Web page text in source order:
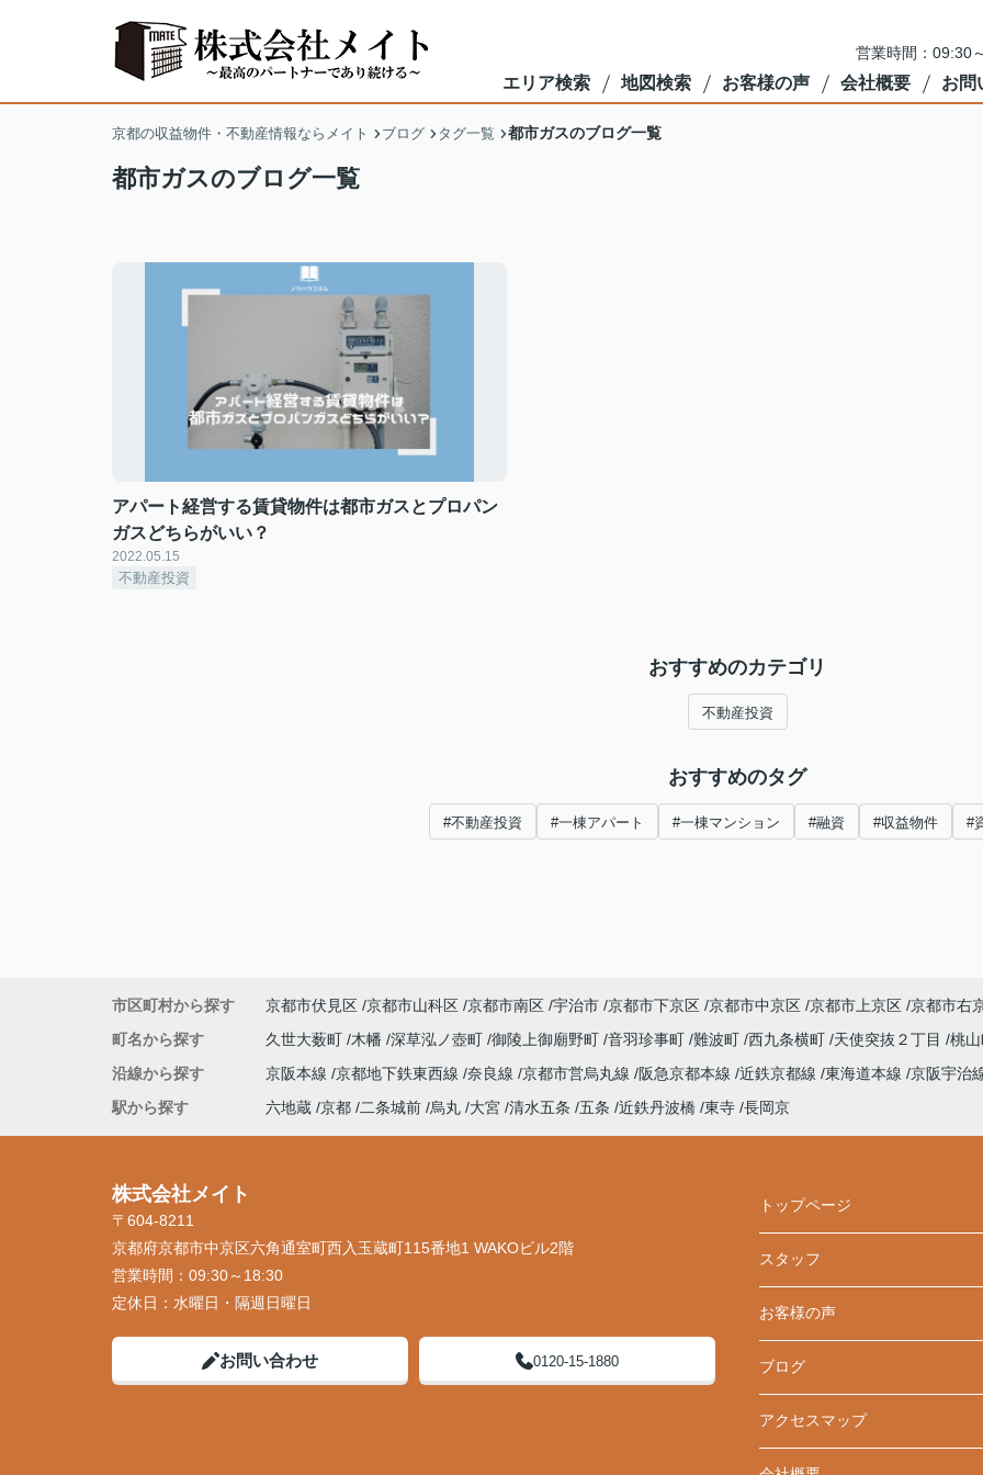
営業時間：09:30
エリア検索 地図検索 お客様の声 会社概要 お問
京都の収益物件・不動産情報ならメイト ブログ タグ一覧 都市ガスのブログ一覧
都市ガスのブログ一覧
アパート経営する賃貸物件は都市ガスとプロパン
ガスどちらがいい？
2022.05.15
不動産投資
おすすめのカテゴリ
不動産投資
おすすめのタグ
#不動産投資 #一棟アパート #一棟マンション #融資 #収益物件 #
市区町村から探す 京都市伏見区 京都市山科区 京都市南区 宇治市 京都市下京区 京都市中京区 京都市上京区 京都市右
町名から探す
久世大薮町 木幡 深草泓ノ壺町 御陵上御廟野町 音羽珍事町 難波町 西九条横町 天使突抜２丁目
桃
沿線から探す
京阪本線 京都地下鉄東西線 奈良線 京都市営烏丸線 阪急京都本線 近鉄京都線 東海道本線 京阪宇治
駅から探す
六地蔵 京都 二条城前 烏丸 大宮 清水五条 五条 近鉄丹波橋 東寺 長岡京
株式会社メイト
〒604-8211
京都府京都市中京区六角通室町西入玉蔵町115番地1 WAKOビル2階
営業時間： 09:30～18:30
定休日： 水曜日・隔週日曜日
お問い合わせ 0120-15-1880
トップページ
スタッフ
お客様の声
ブログ
アクセスマップ